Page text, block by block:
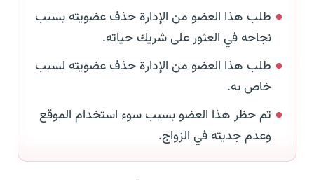
طلب هذا العضو من الإدارة حذف عضويته بسبب
نجاحه في العثور على شريك حياته.
طلب هذا العضو من الإدارة حذف عضويته لسبب
خاص به.
تم حظر هذا العضو بسبب سوء استخدام الموقع
وعدم جديته في الزواج.